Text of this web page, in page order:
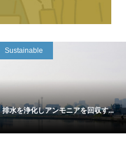
Sustainable
排水を浄化しアンモニアを回収す...